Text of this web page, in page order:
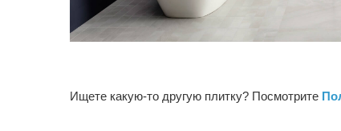
Ищете какую-то другую плитку? Посмотрите